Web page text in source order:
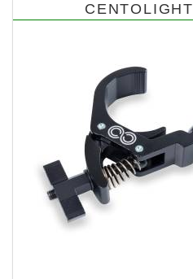
CENTOLIGHT